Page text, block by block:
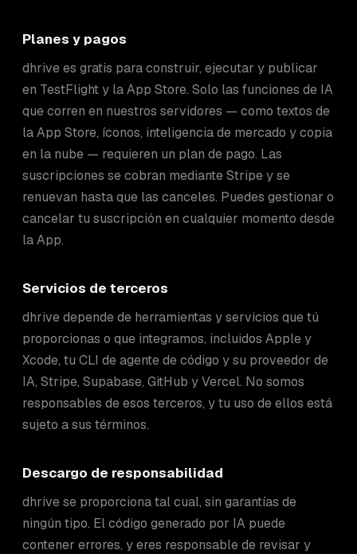
Planes y pagos
dhrive es gratis para construir, ejecutar y publicar
en TestFlight y la App Store. Solo las funciones de IA
que corren en nuestros servidores — como textos de
la App Store, íconos, inteligencia de mercado y copia
en la nube — requieren un plan de pago. Las
suscripciones se cobran mediante Stripe y se
renuevan hasta que las canceles. Puedes gestionar o
cancelar tu suscripción en cualquier momento desde
la App.
Servicios de terceros
dhrive depende de herramientas y servicios que tú
proporcionas o que integramos, incluidos Apple y
Xcode, tu CLI de agente de código y su proveedor de
IA, Stripe, Supabase, GitHub y Vercel. No somos
responsables de esos terceros, y tu uso de ellos está
sujeto a sus términos.
Descargo de responsabilidad
dhrive se proporciona tal cual, sin garantías de
ningún tipo. El código generado por IA puede
contener errores, y eres responsable de revisar y